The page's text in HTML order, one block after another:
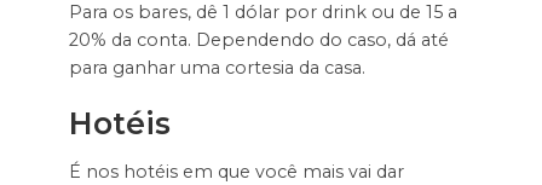
Para os bares, dê 1 dólar por drink ou de 15 a
20% da conta. Dependendo do caso, dá até
para ganhar uma cortesia da casa.
Hotéis
É nos hotéis em que você mais vai dar